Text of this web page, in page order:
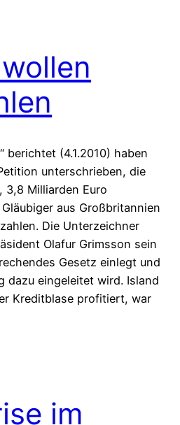
berichtet (4.1.2010) haben
unterschrieben, die
3,8 Milliarden Euro
aus Großbritannien
Die Unterzeichner
Olafur Grimsson sein
Gesetz einlegt und
dazu eingeleitet wird. Island
Kreditblase profitiert, war
im